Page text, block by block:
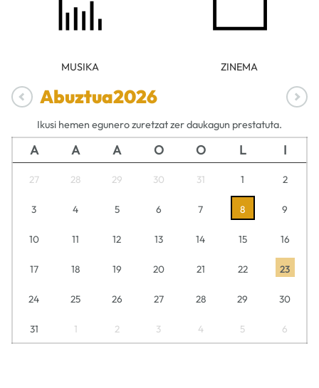
MUSIKA ZINEMA
Abuztua2026
Ikusi hemen egunero zuretzat zer daukagun prestatuta.
A A A O O L I
27 28 29 30 31 1 2
3 4 5 6 7 8 9
10 11 12 13 14 15 16
17 18 19 20 21 22 23
24 25 26 27 28 29 30
31 1 2 3 4 5 6